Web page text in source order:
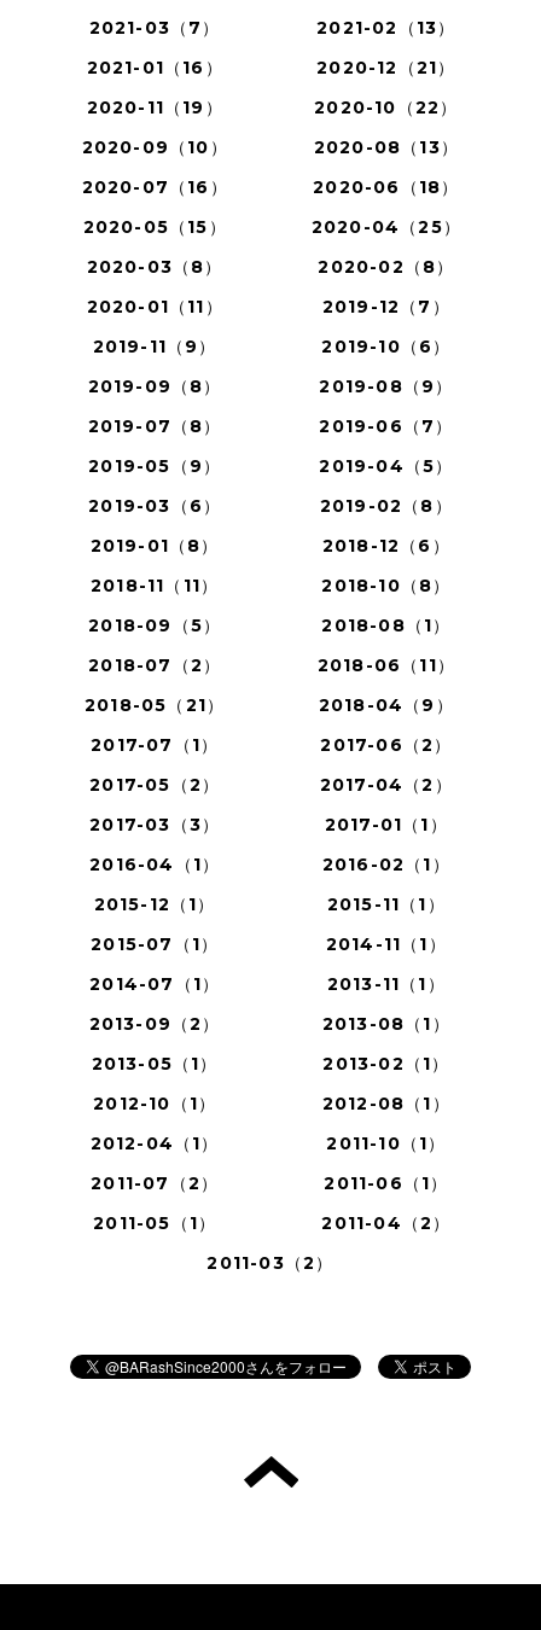
2021-03（7）
2021-02（13）
2021-01（16）
2020-12（21）
2020-11（19）
2020-10（22）
2020-09（10）
2020-08（13）
2020-07（16）
2020-06（18）
2020-05（15）
2020-04（25）
2020-03（8）
2020-02（8）
2020-01（11）
2019-12（7）
2019-11（9）
2019-10（6）
2019-09（8）
2019-08（9）
2019-07（8）
2019-06（7）
2019-05（9）
2019-04（5）
2019-03（6）
2019-02（8）
2019-01（8）
2018-12（6）
2018-11（11）
2018-10（8）
2018-09（5）
2018-08（1）
2018-07（2）
2018-06（11）
2018-05（21）
2018-04（9）
2017-07（1）
2017-06（2）
2017-05（2）
2017-04（2）
2017-03（3）
2017-01（1）
2016-04（1）
2016-02（1）
2015-12（1）
2015-11（1）
2015-07（1）
2014-11（1）
2014-07（1）
2013-11（1）
2013-09（2）
2013-08（1）
2013-05（1）
2013-02（1）
2012-10（1）
2012-08（1）
2012-04（1）
2011-10（1）
2011-07（2）
2011-06（1）
2011-05（1）
2011-04（2）
2011-03（2）